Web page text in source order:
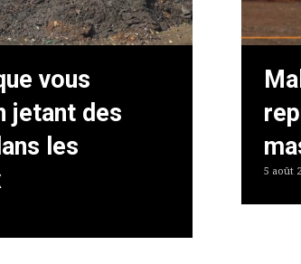
vous
jetant des
les
5 août